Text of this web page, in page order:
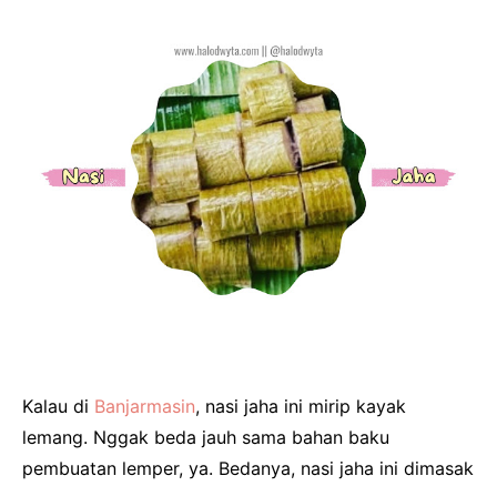
Kalau di Banjarmasin, nasi jaha ini mirip kayak
lemang. Nggak beda jauh sama bahan baku
pembuatan lemper, ya. Bedanya, nasi jaha ini dimasak